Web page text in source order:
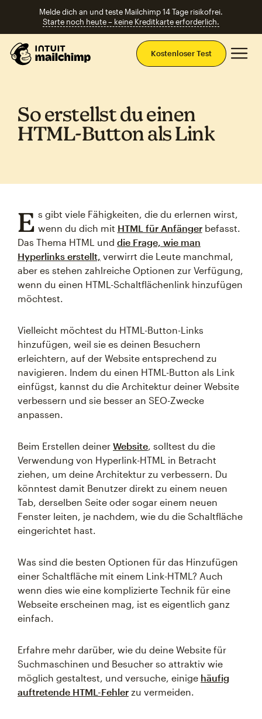
Melde dich an und teste Mailchimp 14 Tage risikofrei.
Starte noch heute – keine Kreditkarte erforderlich.
Kostenloser Test
So erstellst du einen
HTML‑Button als Link
E s gibt viele Fähigkeiten, die du erlernen wirst,
wenn du dich mit HTML für Anfängerbefasst.
Das Thema HTML und die Frage, wie man
Hyperlinks erstellt, verwirrt die Leute manchmal,
aber es stehen zahlreiche Optionen zur Verfügung,
wenn du einen HTML-Schaltflächenlink hinzufügen
möchtest.
Vielleicht möchtest du HTML-Button-Links
hinzufügen, weil sie es deinen Besuchern
erleichtern, auf der Website entsprechend zu
navigieren. Indem du einen HTML-Button als Link
einfügst, kannst du die Architektur deiner Website
verbessern und sie besser an SEO-Zwecke
anpassen.
Beim Erstellen deiner Website, solltest du die
Verwendung von Hyperlink-HTML in Betracht
ziehen, um deine Architektur zu verbessern. Du
könntest damit Benutzer direkt zu einem neuen
Tab, derselben Seite oder sogar einem neuen
Fenster leiten, je nachdem, wie du die Schaltfläche
eingerichtet hast.
Was sind die besten Optionen für das Hinzufügen
einer Schaltfläche mit einem Link-HTML? Auch
wenn dies wie eine komplizierte Technik für eine
Webseite erscheinen mag, ist es eigentlich ganz
einfach.
Erfahre mehr darüber, wie du deine Website für
Suchmaschinen und Besucher so attraktiv wie
möglich gestaltest, und versuche, einige häufig
auftretende HTML-Fehler zu vermeiden.